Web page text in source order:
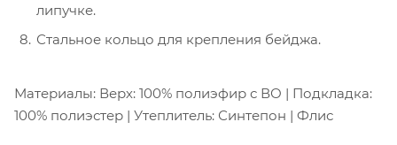
липучке.
Стальное кольцо для крепления бейджа.
Материалы: Верх: 100% полиэфир с ВО | Подкладка:
100% полиэстер | Утеплитель: Синтепон | Флис